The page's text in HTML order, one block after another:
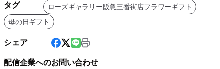
タグ
ローズギャラリー阪急三番街店フラワーギフト
母の日ギフト
シェア
配信企業へのお問い合わせ